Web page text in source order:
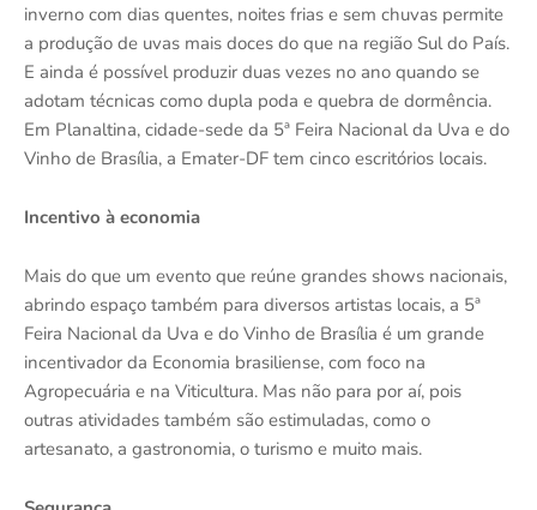
inverno com dias quentes, noites frias e sem chuvas permite
a produção de uvas mais doces do que na região Sul do País.
E ainda é possível produzir duas vezes no ano quando se
adotam técnicas como dupla poda e quebra de dormência.
Em Planaltina, cidade-sede da 5ª Feira Nacional da Uva e do
Vinho de Brasília, a Emater-DF tem cinco escritórios locais.
Incentivo à economia
Mais do que um evento que reúne grandes shows nacionais,
abrindo espaço também para diversos artistas locais, a 5ª
Feira Nacional da Uva e do Vinho de Brasília é um grande
incentivador da Economia brasiliense, com foco na
Agropecuária e na Viticultura. Mas não para por aí, pois
outras atividades também são estimuladas, como o
artesanato, a gastronomia, o turismo e muito mais.